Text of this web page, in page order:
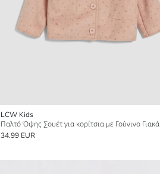
LCW Kids
Παλτό Όψης Σουέτ για κορίτσια με Γούνινο Γιακά
34.99 EUR